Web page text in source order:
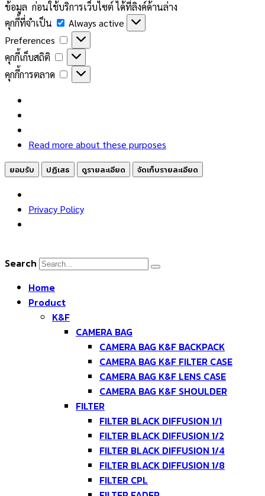
ข้อมูล ก่อนใช้บริการเว็บไซต์ ได้ที่ลิงค์ด้านล่าง
คุกกี้ที่จำเป็น
คุกกี้
ที่
จำเป็น
Always active
Preferences
Preferences
คุกกี้เก็บสถิติ
คุกกี้
เก็บ
สถิติ
คุกกี้การตลาด
คุกกี้
การ
Read more about these purposes
ยอมรับ ปฏิเสธ ดูรายละเอียด จัดเก็บรายละเอียด
Privacy Policy
to
Search
Home
Product
K&F
CAMERA BAG
CAMERA BAG K&F BACKPACK
CAMERA BAG K&F FILTER CASE
CAMERA BAG K&F LENS CASE
CAMERA BAG K&F SHOULDER
FILTER
FILTER BLACK DIFFUSION 1/1
FILTER BLACK DIFFUSION 1/2
FILTER BLACK DIFFUSION 1/4
FILTER BLACK DIFFUSION 1/8
FILTER CPL